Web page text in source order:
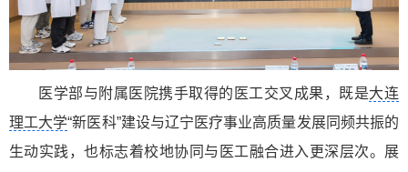
医学部与附属医院携手取得的医工交叉成果，既是大连
理工大学“新医科”建设与辽宁医疗事业高质量发展同频共振的
生动实践，也标志着校地协同与医工融合进入更深层次。展